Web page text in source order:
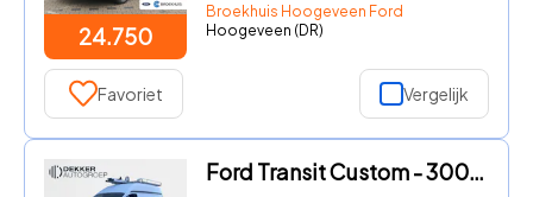
24.750
Broekhuis Hoogeveen Ford
Hoogeveen (DR)
Favoriet Vergelijk
Ford Transit Custom - 300 2.0 TDCI 130 pk L1H2 Trend Store Van Laadruimte inrichti